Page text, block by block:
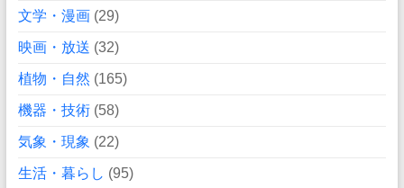
文学・漫画(29)
映画・放送 (32)
植物・自然 (165)
機器・技術(58)
気象・現象 (22)
生活・暮らし (95)